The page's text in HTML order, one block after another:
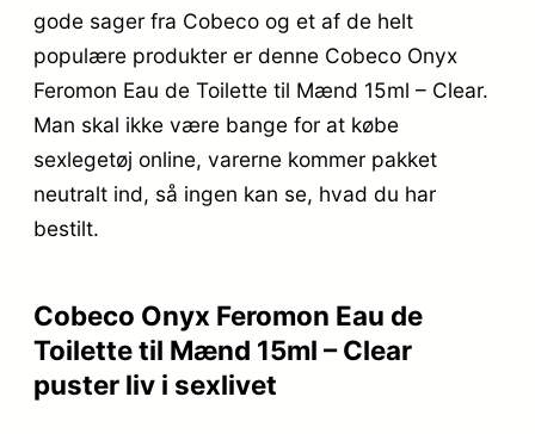
gode sager fra Cobeco og et af de helt
populære produkter er denne Cobeco Onyx
Feromon Eau de Toilette til Mænd 15ml – Clear.
Man skal ikke være bange for at købe
sexlegetøj online, varerne kommer pakket
neutralt ind, så ingen kan se, hvad du har
bestilt.
Cobeco Onyx Feromon Eau de
Toilette til Mænd 15ml – Clear
puster liv i sexlivet